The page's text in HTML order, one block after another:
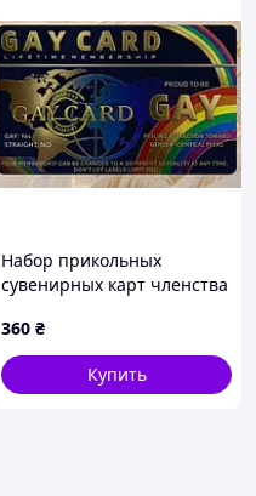
Набор прикольных
сувенирных карт членства
Membership» темно-синие
(3 шт.) / Подарочные ПВХ-
карты для стирки и ро
360 ₴
Купить